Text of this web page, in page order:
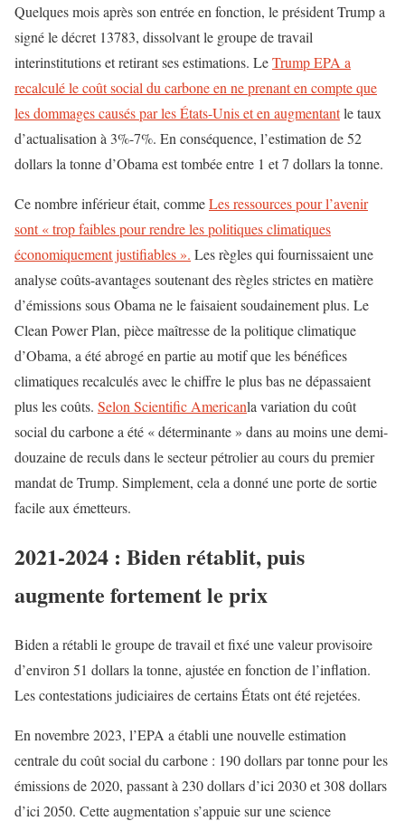
Quelques mois après son entrée en fonction, le président Trump a
signé le décret 13783, dissolvant le groupe de travail
interinstitutions et retirant ses estimations. LeTrump EPA a
recalculé le coût social du carbone en ne prenant en compte que
les dommages causés par les États-Unis et en augmentantle taux
d’actualisation à 3%-7%. En conséquence, l’estimation de 52
dollars la tonne d’Obama est tombée entre 1 et 7 dollars la tonne.
Ce nombre inférieur était, commeLes ressources pour l’avenir
sont « trop faibles pour rendre les politiques climatiques
économiquement justifiables ». Les règles qui fournissaient une
analyse coûts-avantages soutenant des règles strictes en matière
d’émissions sous Obama ne le faisaient soudainement plus. Le
Clean Power Plan, pièce maîtresse de la politique climatique
d’Obama, a été abrogé en partie au motif que les bénéfices
climatiques recalculés avec le chiffre le plus bas ne dépassaient
plus les coûts. Selon Scientific Americanla variation du coût
social du carbone a été « déterminante » dans au moins une demi-
douzaine de reculs dans le secteur pétrolier au cours du premier
mandat de Trump. Simplement, cela a donné une porte de sortie
facile aux émetteurs.
2021-2024 : Biden rétablit, puis
augmente fortement le prix
Biden a rétabli le groupe de travail et fixé une valeur provisoire
d’environ 51 dollars la tonne, ajustée en fonction de l’inflation.
Les contestations judiciaires de certains États ont été rejetées.
En novembre 2023, l’EPA a établi une nouvelle estimation
centrale du coût social du carbone : 190 dollars par tonne pour les
émissions de 2020, passant à 230 dollars d’ici 2030 et 308 dollars
d’ici 2050. Cette augmentation s’appuie sur une science